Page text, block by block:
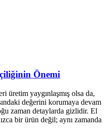
Önemi
üretim yaygınlaşmış olsa da,
değerini korumaya devam
zaman detaylarda gizlidir. El
bir ürün değil; aynı zamanda